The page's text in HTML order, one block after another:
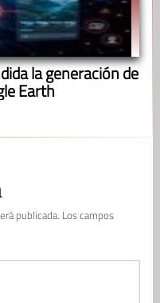
la generación de
Earth
publicada. Los campos